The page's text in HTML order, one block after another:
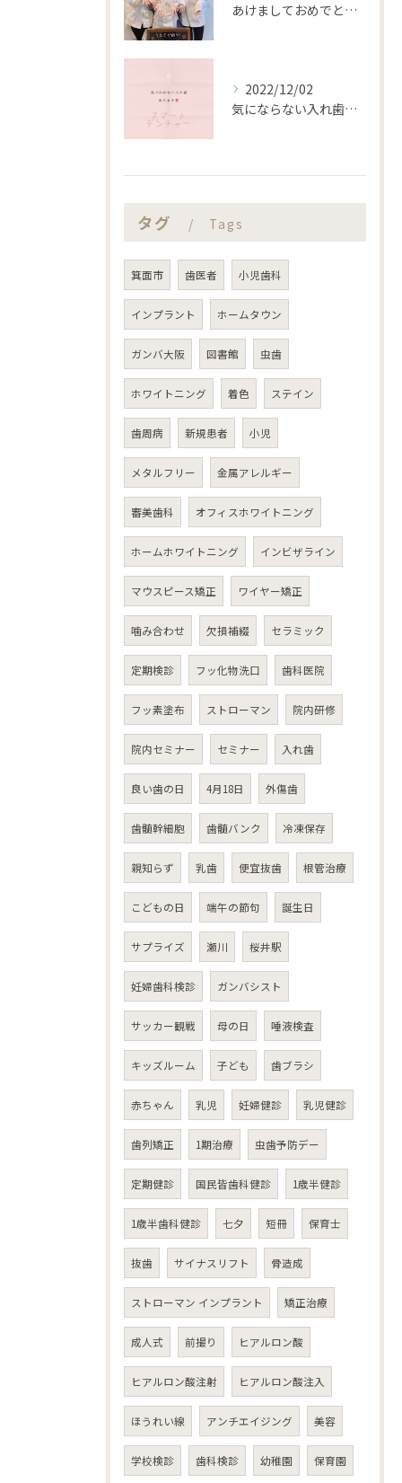
あけましておめでとうございます。
2022/12/02
気にならない入れ歯あります‼️
タグ Tags
箕面市 歯医者 小児歯科
インプラント ホームタウン
ガンバ大阪 図書館 虫歯
ホワイトニング 着色 ステイン
歯周病 新規患者 小児
メタルフリー 金属アレルギー
審美歯科 オフィスホワイトニング
ホームホワイトニング インビザライン
マウスピース矯正 ワイヤー矯正
噛み合わせ 欠損補綴 セラミック
定期検診 フッ化物洗口 歯科医院
フッ素塗布 ストローマン 院内研修
院内セミナー セミナー 入れ歯
良い歯の日 4月18日 外傷歯
歯髄幹細胞 歯髄バンク 冷凍保存
親知らず 乳歯 便宜抜歯 根管治療
こどもの日 端午の節句 誕生日
サプライズ 瀬川 桜井駅
妊婦歯科検診 ガンバシスト
サッカー観戦 母の日 唾液検査
キッズルーム 子ども 歯ブラシ
赤ちゃん 乳児 妊婦健診 乳児健診
歯列矯正 1期治療 虫歯予防デー
定期健診 国民皆歯科健診 1歳半健診
1歳半歯科健診 七夕 短冊 保育士
抜歯 サイナスリフト 骨造成
ストローマン インプラント 矯正治療
成人式 前撮り ヒアルロン酸
ヒアルロン酸注射 ヒアルロン酸注入
ほうれい線 アンチエイジング 美容
学校検診 歯科検診 幼稚園 保育園